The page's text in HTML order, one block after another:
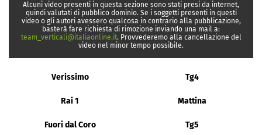
Alcuni video presenti in questa sezione sono stati presi da internet,
quindi valutati di pubblico dominio. Se i soggetti presenti in questi
video o gli autori avessero qualcosa in contrario alla pubblicazione,
basterà fare richiesta di rimozione inviando una mail a:
team_verticali@italiaonline.it. Provvederemo alla cancellazione del
video nel minor tempo possibile.
Verissimo Tg4
Rai 1 Mattina
Fuori dal Coro Tg5